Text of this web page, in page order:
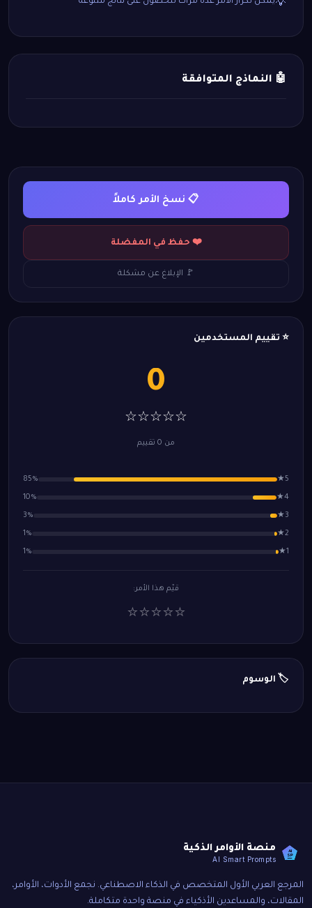
💡
🤖 النماذج المتوافقة
📋 نسخ الأمر كاملاً
❤️ حفظ في المفضلة
🚩 الإبلاغ عن مشكلة
⭐ تقييم المستخدمين
0
☆☆☆☆☆
من 0 تقييم
5★
85%
4★
10%
3★
3%
2★
1%
1★
1%
قيّم هذا الأمر:
⭐
⭐
⭐
⭐
⭐
🏷️ الوسوم
AI
SP
منصة الأوامر الذكية
AI Smart Prompts
المرجع العربي الأول المتخصص في الذكاء الاصطناعي. نجمع الأدوات، الأوامر،
المقالات، والمساعدين الأذكياء في منصة واحدة متكاملة.